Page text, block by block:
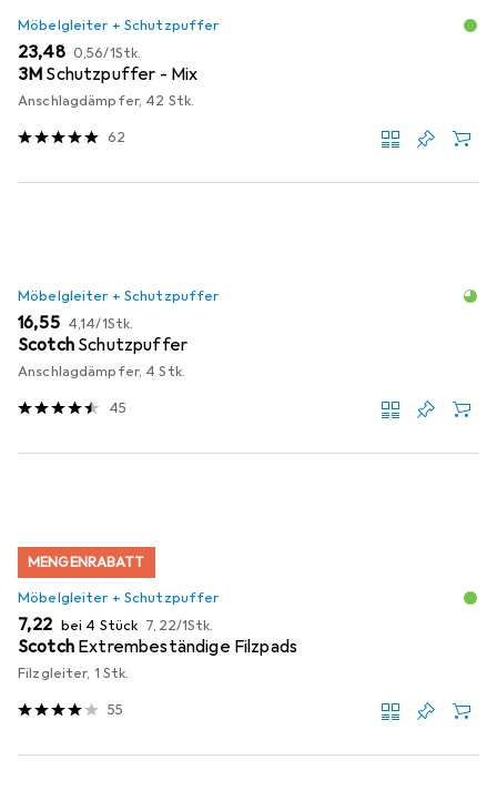
Möbelgleiter + Schutzpuffer
EUR
23,48 EUR
0,56/1Stk.
3M Schutzpuffer - Mix
Anschlagdämpfer, 42 Stk.
62
Möbelgleiter + Schutzpuffer
EUR
16,55 EUR
4,14/1Stk.
Scotch Schutzpuffer
Anschlagdämpfer, 4 Stk.
45
MENGENRABATT
Möbelgleiter + Schutzpuffer
EUR
7,22 bei 4 Stück EUR
7,22/1Stk.
Scotch Extrembeständige Filzpads
Filzgleiter, 1 Stk.
55